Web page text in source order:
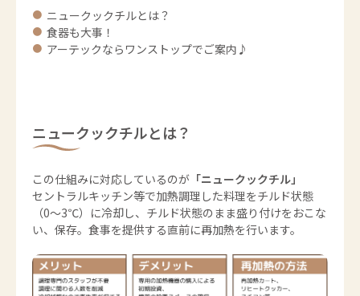
ニュークックチルとは？
食器も大事！
アーテックならワンストップでご案内♪
ニュークックチルとは？
この仕組みに対応しているのが 「ニュークックチル」
セントラルキッチン等で加熱調理した料理をチルド状態
（0～3℃）に冷却し、チルド状態のまま盛り付けをおこな
い、保存。食事を提供する直前に再加熱を行います。